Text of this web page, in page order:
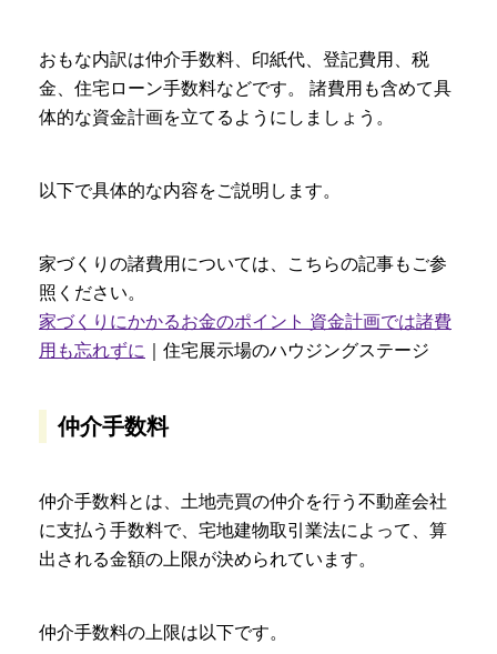
おもな内訳は仲介手数料、印紙代、登記費用、税
金、住宅ローン手数料などです。 諸費用も含めて具
体的な資金計画を立てるようにしましょう。
以下で具体的な内容をご説明します。
家づくりの諸費用については、こちらの記事もご参
照ください。
家づくりにかかるお金のポイント 資金計画では諸費
用も忘れずに ｜住宅展示場のハウジングステージ
仲介手数料
仲介手数料とは、土地売買の仲介を行う不動産会社
に支払う手数料で、宅地建物取引業法によって、算
出される金額の上限が決められています。
仲介手数料の上限は以下です。